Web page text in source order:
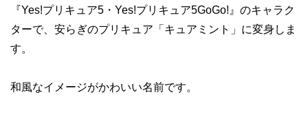
『Yes!プリキュア5・Yes!プリキュア5GoGo!』のキャラク
ターで、安らぎのプリキュア「キュアミント」に変身しま
す。
和風なイメージがかわいい名前です。